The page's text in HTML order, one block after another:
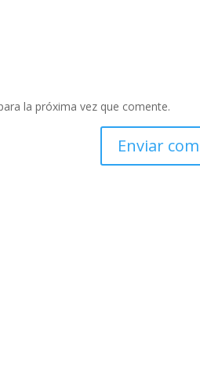
la próxima vez que comente.